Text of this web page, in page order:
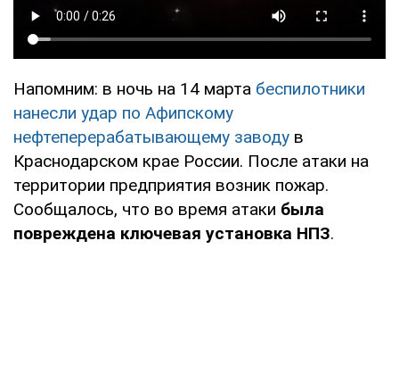
Напомним: в ночь на 14 марта беспилотники
нанесли удар по Афипскому
нефтеперерабатывающему заводу в
Краснодарском крае России. После атаки на
территории предприятия возник пожар.
Сообщалось, что во время атаки была
повреждена ключевая установка НПЗ.